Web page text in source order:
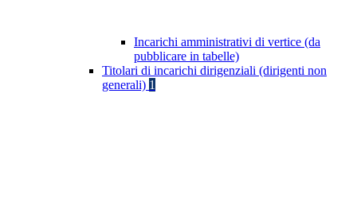
Incarichi amministrativi di vertice (da
pubblicare in tabelle)
Titolari di incarichi dirigenziali (dirigenti non
generali) 1